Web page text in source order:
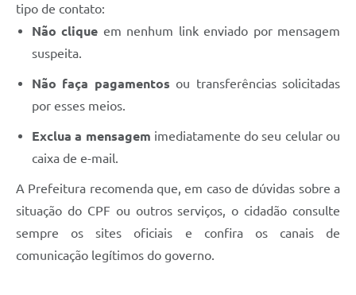
tipo de contato:
Não clique em nenhum link enviado por mensagem
suspeita.
Não faça pagamentos ou transferências solicitadas
por esses meios.
Exclua a mensagem imediatamente do seu celular ou
caixa de e-mail.
A Prefeitura recomenda que, em caso de dúvidas sobre a
situação do CPF ou outros serviços, o cidadão consulte
sempre os sites oficiais e confira os canais de
comunicação legítimos do governo.